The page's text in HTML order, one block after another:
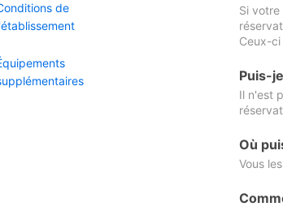
de
Si
Ceux-
Puis-
Il n'est
Où
Vous